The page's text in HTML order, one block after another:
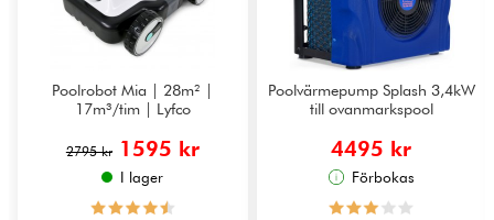
Poolrobot Mia | 28m² |
17m³/tim | Lyfco
2795 kr 1595 kr
I lager
Poolvärmepump Splash 3,4kW
till ovanmarkspool
4495 kr
Förbokas